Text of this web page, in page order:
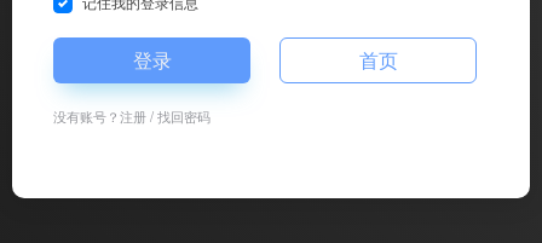
登录 首页
没有账号？注册/找回密码